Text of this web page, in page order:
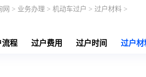
网 > 业务办理 > 机动车过户 > 过户材料 >
流程 过户费用 过户时间 过户材